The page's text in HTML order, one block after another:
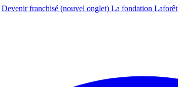
Devenir franchisé (nouvel onglet) La fondation Laforêt